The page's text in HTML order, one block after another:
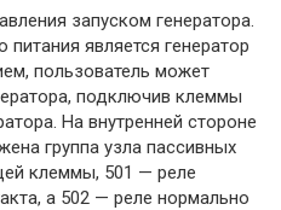
запуском генератора.
является генератор
пользователь может
подключив клеммы
На внутренней стороне
группа узла пассивных
клеммы, 501 — реле
а 502 — реле нормально